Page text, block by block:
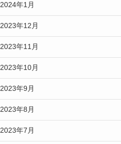
2024年1月
2023年12月
2023年11月
2023年10月
2023年9月
2023年8月
2023年7月